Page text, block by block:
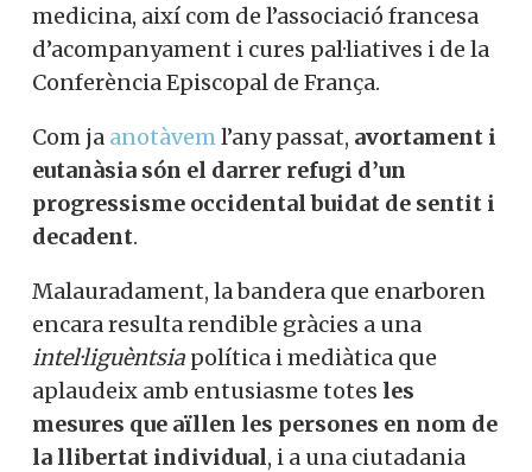
medicina, així com de l’associació francesa
d’acompanyament i cures pal·liatives i de la
Conferència Episcopal de França.
Com ja anotàveml’any passat, avortament i
eutanàsia són el darrer refugi d’un
progressisme occidental buidat de sentit i
decadent.
Malauradament, la bandera que enarboren
encara resulta rendible gràcies a una
intel·liguèntsia política i mediàtica que
aplaudeix amb entusiasme totes les
mesures que aïllen les persones en nom de
la llibertat individual, i a una ciutadania